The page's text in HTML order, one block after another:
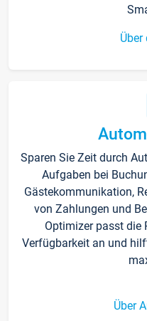
Über
Sparen Sie Zeit durch
Aufgaben bei
Gästekommunikation,
von Zahlungen und
Optimizer passt die
Verfügbarkeit an und
Über